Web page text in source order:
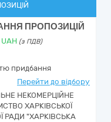
ПРОПОЗИЦІЙ
UAH (з ПДВ)
придбання
Перейти до відбору
НЕКОМЕРЦІЙНЕ
ХАРКІВСЬКОЇ
РАДИ "ХАРКІВСЬКА